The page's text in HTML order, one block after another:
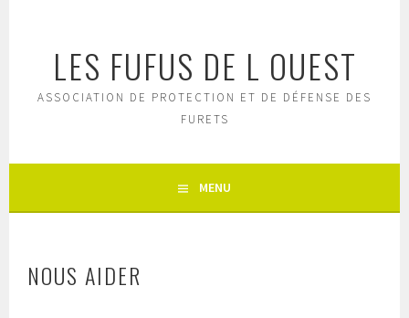
contenu
principalLES FUFUS DE L OUEST
ASSOCIATION DE PROTECTION ET DE DÉFENSE DES
FURETS
MENU
NOUS AIDER